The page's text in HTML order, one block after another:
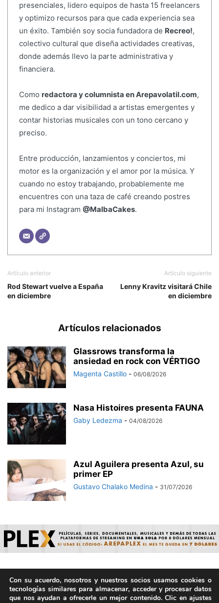
presenciales, lidero equipos de hasta 15 freelancers
y optimizo recursos para que cada experiencia sea
un éxito. También soy socia fundadora de Recreo!,
colectivo cultural que diseña actividades creativas,
donde además llevo la parte administrativa y
financiera.
Como redactora y columnista en Arepavolatil.com,
me dedico a dar visibilidad a artistas emergentes y
contar historias musicales con un tono cercano y
preciso.
Entre producción, lanzamientos y conciertos, mi
motor es la organización y el amor por la música. Y
cuando no estoy trabajando, probablemente me
encuentres con una taza de café creando postres
para mi Instagram @MalbaCakes.
Artículo anterior
Rod Stewart vuelve a España
en diciembre
Artículo siguiente
Lenny Kravitz visitará Chile
en diciembre
Artículos relacionados
Glassrows transforma la
ansiedad en rock con VÉRTIGO
Magenta Castillo - 06/08/2026
Nasa Histoires presenta FAUNA
Gaby Ledezma - 04/08/2026
Azul Aguilera presenta Azul, su
primer EP
Gustavo Chalako Medina - 31/07/2026
© ArepaVolatil.Com 2021-2025 - Hecho por humanos, no por
IA. | Todos los derechos reservados.
Con su acuerdo, nosotros y nuestros socios usamos cookies o
tecnologías similares para almacenar, acceder y procesar datos
que nos ayudan a ofrecerle un mejor contenido. Clic en ajustes